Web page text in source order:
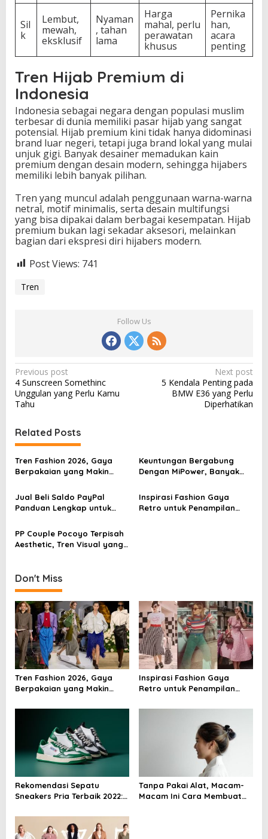
Sil
k
Lembut,
mewah,
eksklusif
Nyaman
, tahan
lama
Harga
mahal, perlu
perawatan
khusus
Pernika
han,
acara
penting
Tren Hijab Premium di
Indonesia
Indonesia sebagai negara dengan populasi muslim
terbesar di dunia memiliki pasar hijab yang sangat
potensial. Hijab premium kini tidak hanya didominasi
brand luar negeri, tetapi juga brand lokal yang mulai
unjuk gigi. Banyak desainer memadukan kain
premium dengan desain modern, sehingga hijabers
memiliki lebih banyak pilihan.
Tren yang muncul adalah penggunaan warna-warna
netral, motif minimalis, serta desain multifungsi
yang bisa dipakai dalam berbagai kesempatan. Hijab
premium bukan lagi sekadar aksesori, melainkan
bagian dari ekspresi diri hijabers modern.
Post Views: 741
Tren
Follow Us
P
o
s
t
n
a
v
i
g
t
o
n
Previous post
4 Sunscreen Somethinc
Unggulan yang Perlu Kamu
Tahu
Next post
5 Kendala Penting pada
BMW E36 yang Perlu
Diperhatikan
Related Posts
Tren Fashion 2026, Gaya
Berpakaian yang Makin
Keuntungan Bergabung
Dengan MiPower, Banyak
Jalur Ini
Jual Beli Saldo PayPal
Panduan Lengkap untuk
Digital
Inspirasi Fashion Gaya
Retro untuk Penampilan
PP Couple Pocoyo Terpisah
Aesthetic, Tren Visual yang
Don't Miss
Tren Fashion 2026, Gaya
Berpakaian yang Makin
Inspirasi Fashion Gaya
Retro untuk Penampilan
Rekomendasi Sepatu
Sneakers Pria Terbaik 2022:
Kenyamanan
Tanpa Pakai Alat, Macam-
Macam Ini Cara Membuat